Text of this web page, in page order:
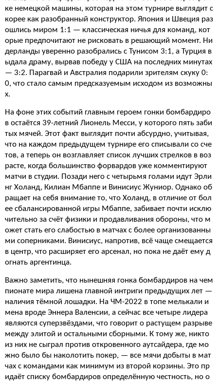
ке немецкой машины, которая на этом турнире выглядит с
корее как разобранный конструктор. Япония и Швеция раз
ошлись миром 1:1 — классическая ничья для команд, кот
орые предпочитают не рисковать в решающий момент. Ни
дерланды уверенно разобрались с Тунисом 3:1, а Турция в
ыдала драму, вырвав победу у США на последних минутах
— 3:2. Парагвай и Австралия подарили зрителям скуку 0:
0, что стало самым предсказуемым исходом из возможны
х.
На фоне этих событий главным героем гонки бомбардиро
в остаётся 39-летний Лионель Месси, у которого пять заби
тых мячей. Этот факт выглядит почти абсурдно, учитывая,
что на каждом предыдущем турнире его списывали со сче
тов, а теперь он возглавляет список лучших стрелков в воз
расте, когда большинство форвардов уже комментируют
матчи в студии. Позади него с четырьмя голами идут Эрли
нг Холанд, Килиан Мбаппе и Винисиус Жуниор. Однако об
ращает на себя внимание то, что Холанд, в отличие от бол
ее сбалансированной игры Мбаппе, забивает почти исклю
чительно за счёт физики и продавливания обороны, что м
ожет стать его слабостью в матчах с более организованны
ми соперниками. Винисиус, напротив, всё чаще смещается
в центр, что расширяет его арсенал, но пока не даёт ему д
огнать аргентинца.
Важно заметить, что нынешняя гонка бомбардиров на чем
пионате мира лишена главной интриги предыдущих лет —
наличия тёмной лошадки. На ЧМ-2022 в топе мелькали и
мена вроде Эннера Валенсии, а сейчас все четыре лидера
являются суперзвёздами, что говорит о растущем разрыве
между элитой и остальными сборными. К тому же, никто
из них не сыграл против откровенного аутсайдера, где мо
жно было бы наколотить покер, — все мячи добыты в мат
чах с командами как минимум из второй корзины. Это пр
идаёт списку бомбардиров определённую честность, но о